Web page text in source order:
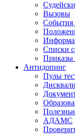
Вызовы
События
Списки
Антидопинг
Пулы
АДАМС